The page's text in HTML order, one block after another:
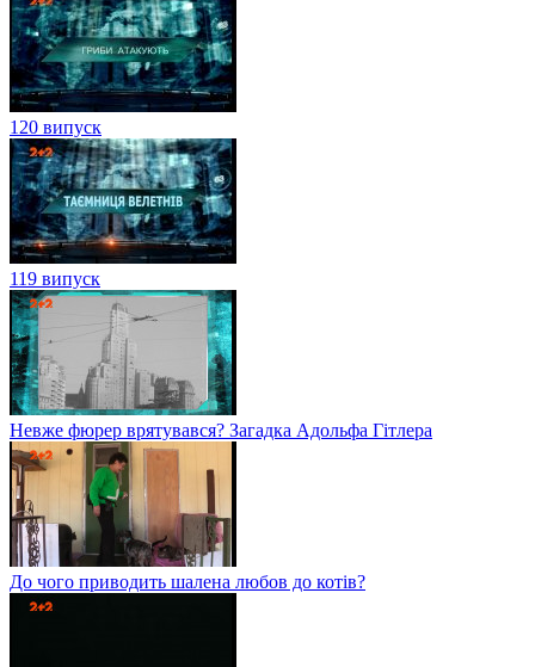
120 випуск
119 випуск
Невже фюрер врятувався? Загадка Адольфа Гітлера
До чого приводить шалена любов до котів?